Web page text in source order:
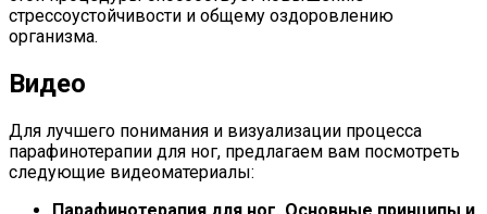
стрессоустойчивости и общему оздоровлению
организма.
Видео
Для лучшего понимания и визуализации процесса
парафинотерапии для ног, предлагаем вам посмотреть
следующие видеоматериалы: